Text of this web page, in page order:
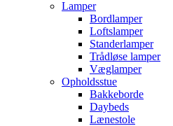
Lamper
Bordlamper
Loftslamper
Standerlamper
Trådløse lamper
Væglamper
Opholdsstue
Bakkeborde
Daybeds
Lænestole